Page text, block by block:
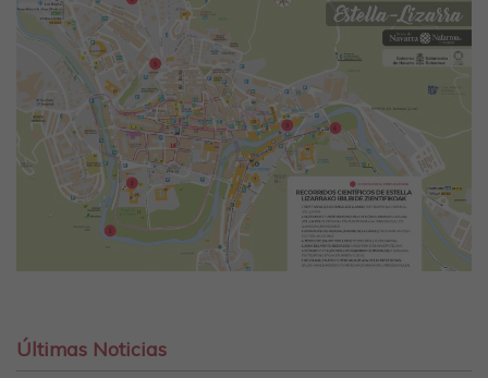
Últimas Noticias